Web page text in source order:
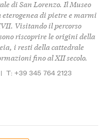
di San Lorenzo. Il Museo
di pietre e marmi
Visitando il percorso
riscoprire le origini della
i resti della cattedrale
fino al XII secolo.
| T: +39 345 764 2123